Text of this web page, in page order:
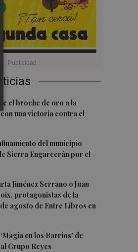
el broche de oro a la
una victoria contra el
del municipio
Sierra Engarcerán por el
Jiménez Serrano o Juan
protagonistas de la
agosto de Entre Libros en
en los Barrios’ de
Grupo Reyes